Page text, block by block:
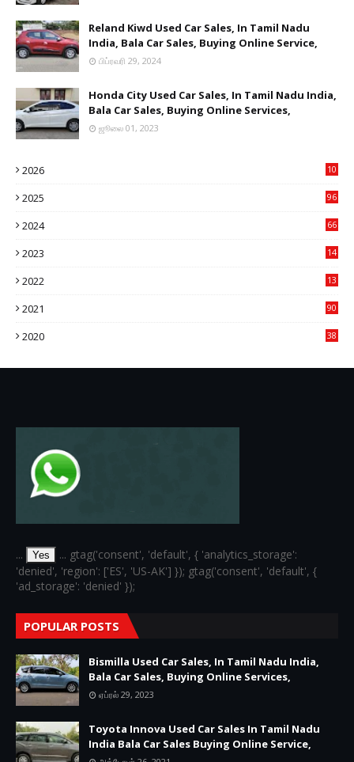
Reland Kiwd Used Car Sales, In Tamil Nadu
India, Bala Car Sales, Buying Online Service,
பிப்ரவரி 29, 2024
Honda City Used Car Sales, In Tamil Nadu India,
Bala Car Sales, Buying Online Services,
ஜூலை 01, 2023
2026
10
2025
96
2024
66
2023
14
2022
13
2021
90
2020
38
... Yes
... gtag('consent', 'default', { 'analytics_storage':
'denied', 'region': ['ES', 'US-AK'] }); gtag('consent', 'default', {
'ad_storage': 'denied' });
POPULAR POSTS
Bismilla Used Car Sales, In Tamil Nadu India,
Bala Car Sales, Buying Online Services,
ஏப்ரல் 29, 2023
Toyota Innova Used Car Sales In Tamil Nadu
India Bala Car Sales Buying Online Service,